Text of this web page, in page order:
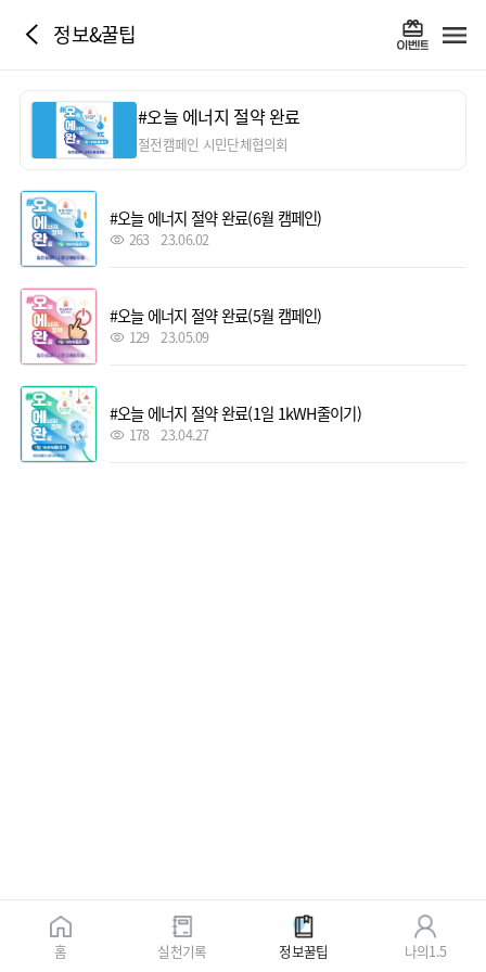
정보&꿀팁
#오늘 에너지 절약 완료
절전캠페인 시민단체협의회
#오늘 에너지 절약 완료(6월 캠페인)
263 23.06.02
#오늘 에너지 절약 완료(5월 캠페인)
129 23.05.09
#오늘 에너지 절약 완료(1일 1kWH줄이기)
178 23.04.27
홈 실천기록 정보꿀팁 나의1.5